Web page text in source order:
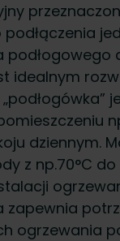
podłogowego
idealnym
dziennym.
z np.70°C
zapewnia
ogrzewania